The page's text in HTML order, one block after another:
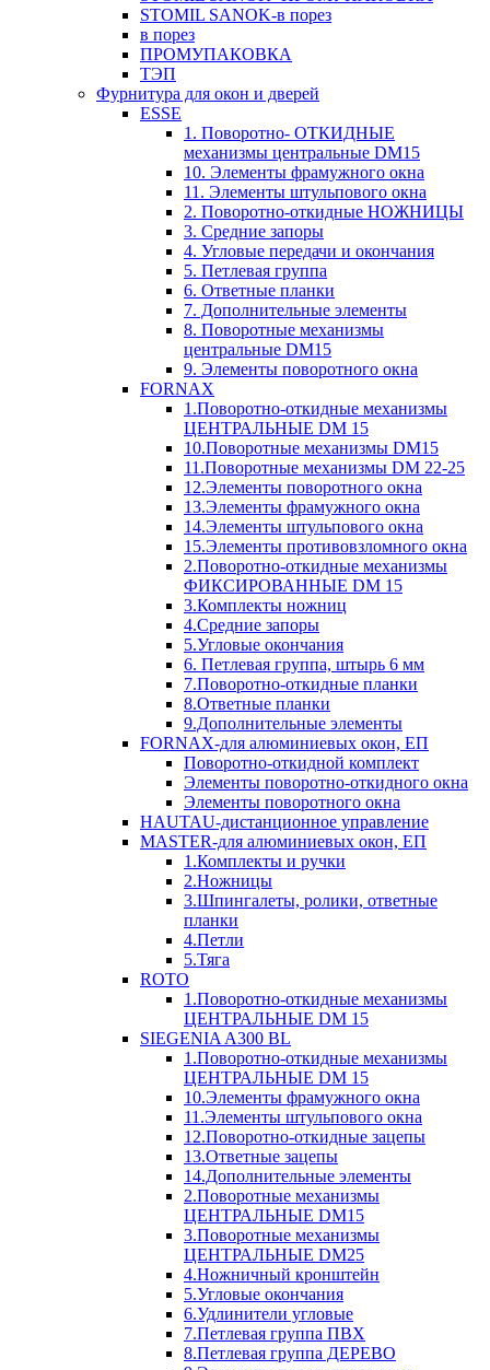
STOMIL SANOK-в порез
в порез
ПРОМУПАКОВКА
ТЭП
Фурнитура для окон и дверей
ESSE
1. Поворотно- ОТКИДНЫЕ
механизмы центральные DM15
10. Элементы фрамужного окна
11. Элементы штульпового окна
2. Поворотно-откидные НОЖНИЦЫ
3. Средние запоры
4. Угловые передачи и окончания
5. Петлевая группа
6. Ответные планки
7. Дополнительные элементы
8. Поворотные механизмы
центральные DM15
9. Элементы поворотного окна
FORNAX
1.Поворотно-откидные механизмы
ЦЕНТРАЛЬНЫЕ DM 15
10.Поворотные механизмы DM15
11.Поворотные механизмы DM 22-25
12.Элементы поворотного окна
13.Элементы фрамужного окна
14.Элементы штульпового окна
15.Элементы противовзломного окна
2.Поворотно-откидные механизмы
ФИКСИРОВАННЫЕ DM 15
3.Комплекты ножниц
4.Средние запоры
5.Угловые окончания
6. Петлевая группа, штырь 6 мм
7.Поворотно-откидные планки
8.Ответные планки
9.Дополнительные элементы
FORNAX-для алюминиевых окон, ЕП
Поворотно-откидной комплект
Элементы поворотно-откидного окна
Элементы поворотного окна
HAUTAU-дистанционное управление
MASTER-для алюминиевых окон, ЕП
1.Комплекты и ручки
2.Ножницы
3.Шпингалеты, ролики, ответные
планки
4.Петли
5.Тяга
ROTO
1.Поворотно-откидные механизмы
ЦЕНТРАЛЬНЫЕ DM 15
SIEGENIA A300 BL
1.Поворотно-откидные механизмы
ЦЕНТРАЛЬНЫЕ DM 15
10.Элементы фрамужного окна
11.Элементы штульпового окна
12.Поворотно-откидные зацепы
13.Ответные зацепы
14.Дополнительные элементы
2.Поворотные механизмы
ЦЕНТРАЛЬНЫЕ DM15
3.Поворотные механизмы
ЦЕНТРАЛЬНЫЕ DM25
4.Ножничный кронштейн
5.Угловые окончания
6.Удлинители угловые
7.Петлевая группа ПВХ
8.Петлевая группа ДЕРЕВО